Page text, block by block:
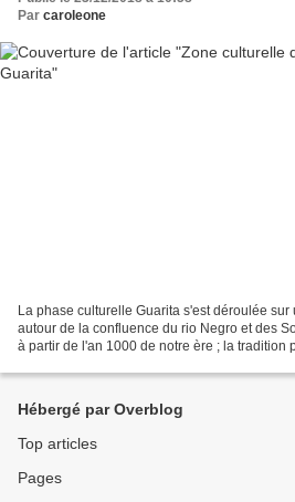
Par caroleone
La phase culturelle Guarita s'est déroulée
autour de la confluence du rio Negro et des
à partir de l'an 1000 de notre ère ; la tradition
Hébergé par Overblog
Top articles
Pages